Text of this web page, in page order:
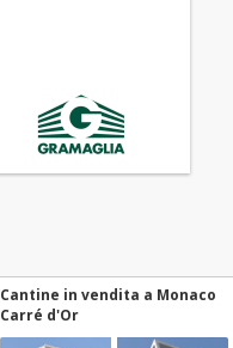
Cantine in vendita a Monaco
Carré d'Or